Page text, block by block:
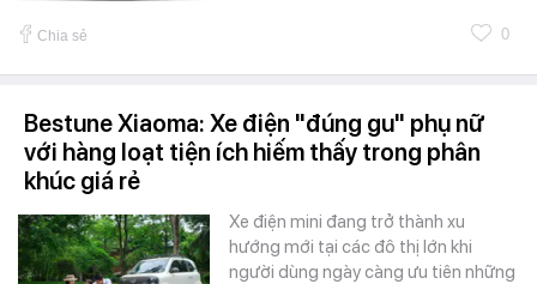
Chia sẻ 0
Bestune Xiaoma: Xe điện "đúng gu" phụ nữ
với hàng loạt tiện ích hiếm thấy trong phân
khúc giá rẻ
Xe điện mini đang trở thành xu
hướng mới tại các đô thị lớn khi
người dùng ngày càng ưu tiên những